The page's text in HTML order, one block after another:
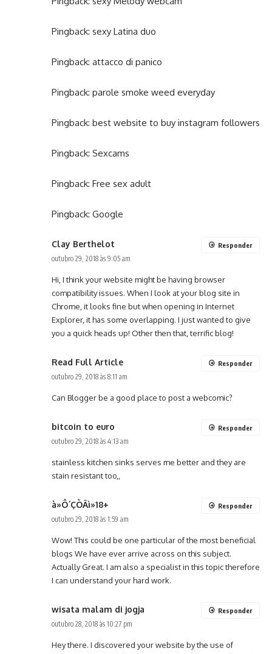
Pingback: sexy Latina duo
Pingback: attacco di panico
Pingback: parole smoke weed everyday
Pingback: best website to buy instagram followers
Pingback: Sexcams
Pingback: Free sex adult
Pingback: Google
Clay Berthelot
outubro 29, 2018 às 9:05 am
Hi, I think your website might be having browser
compatibility issues. When I look at your blog site in
Chrome, it looks fine but when opening in Internet
Explorer, it has some overlapping. I just wanted to give
you a quick heads up! Other then that, terrific blog!
Responder
Read Full Article
outubro 29, 2018 às 8:11 am
Can Blogger be a good place to post a webcomic?
Responder
bitcoin to euro
outubro 29, 2018 às 4:13 am
stainless kitchen sinks serves me better and they are
stain resistant too,,
Responder
à»Ô´ÇÒÃì»18+
outubro 29, 2018 às 1:59 am
Wow! This could be one particular of the most beneficial
blogs We have ever arrive across on this subject.
Actually Great. I am also a specialist in this topic therefore
I can understand your hard work.
Responder
wisata malam di jogja
outubro 28, 2018 às 10:27 pm
Hey there. I discovered your website by the use of
Responder